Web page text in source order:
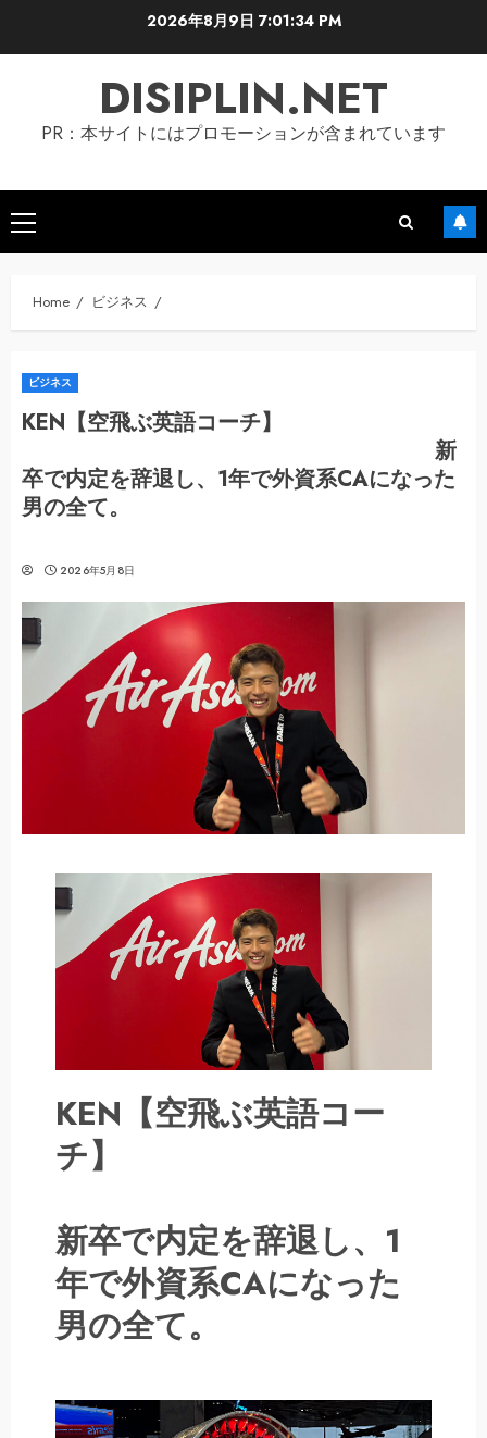
2026年8月9日 7:01:35 PM
DISIPLIN.NET
PR：本サイトにはプロモーションが含まれています
Primary
Menu
Home ビジネス
ビジネス
KEN【空飛ぶ英語コーチ】
新
卒で内定を辞退し、1年で外資系CAになった
男の全て。
2026年5月8日
KEN【空飛ぶ英語コー
チ】
新卒で内定を辞退し、1
年で外資系CAになった
男の全て。